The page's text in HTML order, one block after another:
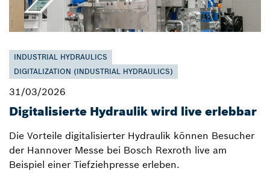
INDUSTRIAL HYDRAULICS
DIGITALIZATION (INDUSTRIAL HYDRAULICS)
31/03/2026
Digitalisierte Hydraulik wird live erlebbar
Die Vorteile digitalisierter Hydraulik können Besucher
der Hannover Messe bei Bosch Rexroth live am
Beispiel einer Tiefziehpresse erleben.